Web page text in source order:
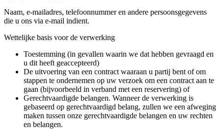
Naam, e-mailadres, telefoonnummer en andere persoonsgegevens
die u ons via e-mail indient.
Wettelijke basis voor de verwerking
Toestemming (in gevallen waarin we dat hebben gevraagd en
u dit heeft geaccepteerd)
De uitvoering van een contract waaraan u partij bent of om
stappen te ondernemen op uw verzoek om een contract aan te
gaan (bijvoorbeeld in verband met een reservering) of
Gerechtvaardigde belangen. Wanneer de verwerking is
gebaseerd op gerechtvaardigd belang, zullen we een afweging
maken tussen onze gerechtvaardigde belangen en uw rechten
en belangen.